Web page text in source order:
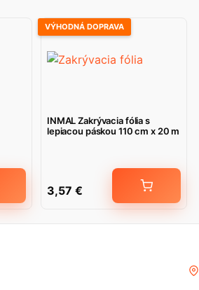
VÝHODNÁ DOPRAVA
INMAL Zakrývacia fólia s
lepiacou páskou 110 cm x 20 m
3,57 €